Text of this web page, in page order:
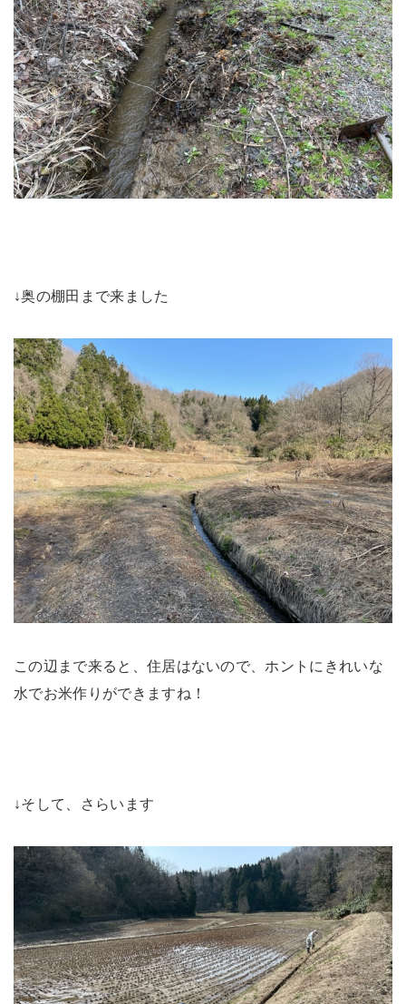
↓奥の棚田まで来ました
この辺まで来ると、住居はないので、ホントにきれいな
水でお米作りができますね！
↓そして、さらいます